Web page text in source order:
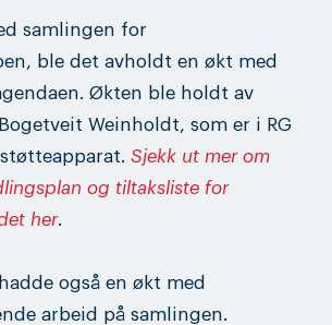
samlingen for
ble det avholdt en økt med
Økten ble holdt av
Weinholdt, som er i RG
Sjekk ut mer om
og tiltaksliste for
her.
også en økt med
arbeid på samlingen.